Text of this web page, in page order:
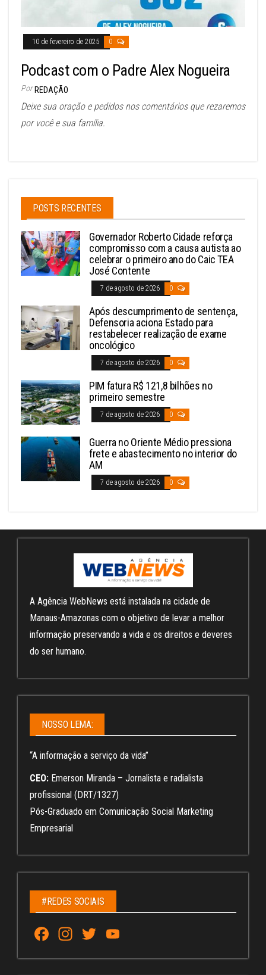
10 de fevereiro de 2025 0
Podcast com o Padre Alex Nogueira
Por REDAÇÃO
Deixe sua oração e pedidos nos comentários que rezaremos
por você e sua família.
POSTS RECENTES
Governador Roberto Cidade reforça
compromisso com a causa autista ao
celebrar o primeiro ano do Caic TEA
José Contente
7 de agosto de 2026 0
Após descumprimento de sentença,
Defensoria aciona Estado para
restabelecer realização de exame
oncológico
7 de agosto de 2026 0
PIM fatura R$ 121,8 bilhões no
primeiro semestre
7 de agosto de 2026 0
Guerra no Oriente Médio pressiona
frete e abastecimento no interior do
AM
7 de agosto de 2026 0
A Agência WebNews está instalada na cidade de
Manaus-Amazonas com o objetivo de levar a melhor
informação preservando a vida e os direitos e deveres
do ser humano.
NOSSO LEMA:
“A informação a serviço da vida”
CEO: Emerson Miranda – Jornalista e radialista
profissional (DRT/1327)
Pós-Graduado em Comunicação Social Marketing
Empresarial
#REDES SOCIAIS
Fa
ce
In
st
T
wi u